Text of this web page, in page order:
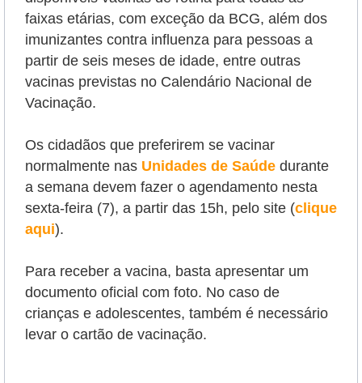
faixas etárias, com exceção da BCG, além dos
imunizantes contra influenza para pessoas a
partir de seis meses de idade, entre outras
vacinas previstas no Calendário Nacional de
Vacinação.
Os cidadãos que preferirem se vacinar
normalmente nas Unidades de Saúde durante
a semana devem fazer o agendamento nesta
sexta-feira (7), a partir das 15h, pelo site (clique
aqui).
Para receber a vacina, basta apresentar um
documento oficial com foto. No caso de
crianças e adolescentes, também é necessário
levar o cartão de vacinação.